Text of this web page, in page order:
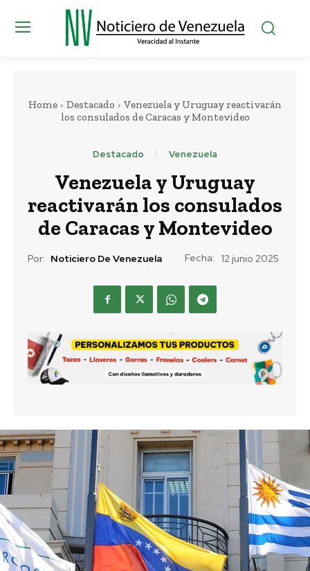
Home Destacado
Venezuela y Uruguay reactivarán
los consulados de Caracas y Montevideo
Destacado Venezuela
Venezuela y Uruguay
reactivarán los consulados
de Caracas y Montevideo
Por: Noticiero De Venezuela Fecha: 12 junio 2025